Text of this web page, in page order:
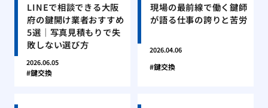
LINEで相談できる大阪
府の鍵開け業者おすすめ
5選｜写真見積もりで失
敗しない選び方
2026.06.05
鍵交換
現場の最前線で働く鍵師
が語る仕事の誇りと苦労
2026.04.06
鍵交換